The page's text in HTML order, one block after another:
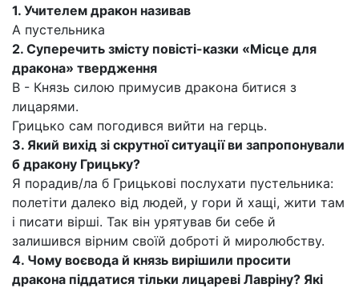
1. Учителем дракон називав
А пустельника
2. Суперечить змісту повісті-казки «Місце для
дракона» твердження
В - Князь силою примусив дракона битися з
лицарями.
Грицько сам погодився вийти на герць.
3. Який вихід зі скрутної ситуації ви запропонували
б дракону Грицьку?
Я порадив/ла б Грицькові послухати пустельника:
полетіти далеко від людей, у гори й хащі, жити там
і писати вірші. Так він урятував би себе й
залишився вірним своїй доброті й миролюбству.
4. Чому воєвода й князь вирішили просити
дракона піддатися тільки лицареві Лавріну? Які